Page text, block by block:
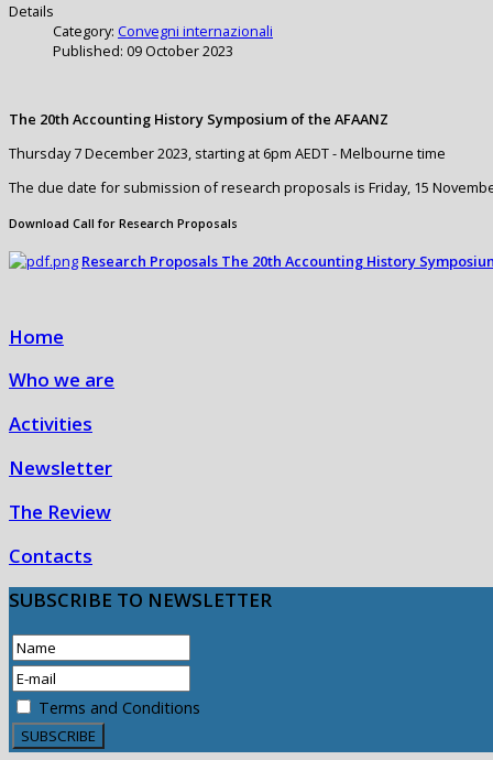
Details
Category: Convegni internazionali
Published: 09 October 2023
The 20th Accounting History Symposium of the AFAANZ
Thursday 7 December 2023, starting at 6pm AEDT - Melbourne time
The due date for submission of research proposals is Friday, 15
Download Call for Research Proposals
Research Proposals The 20th Accounting History
Home
Who we are
Activities
Newsletter
The Review
Contacts
SUBSCRIBE TO NEWSLETTER
Terms and Conditions